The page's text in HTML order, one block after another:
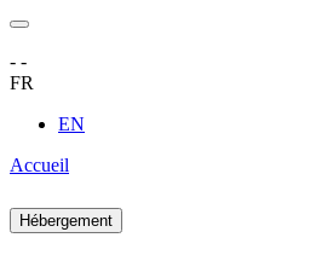
- -
FR
EN
Accueil
Hébergement